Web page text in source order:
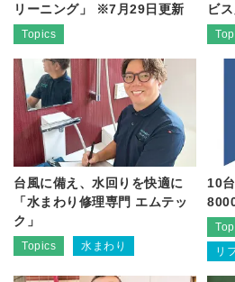
リーニング」 ※7月29日更新
Topics
ビス
台風に備え、水回りを快適に
「水まわり修理専門 エムテッ
ク」
Topics 水まわり
10
リ